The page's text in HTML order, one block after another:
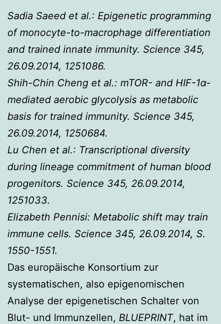
Sadia Saeed et al.: Epigenetic programming
of monocyte-to-macrophage differentiation
and trained innate immunity. Science 345,
26.09.2014, 1251086.
Shih-Chin Cheng et al.: mTOR- and HIF-1α-
mediated aerobic glycolysis as metabolic
basis for trained immunity. Science 345,
26.09.2014, 1250684.
Lu Chen et al.: Transcriptional diversity
during lineage commitment of human blood
progenitors. Science 345, 26.09.2014,
1251033.
Elizabeth Pennisi: Metabolic shift may train
immune cells. Science 345, 26.09.2014, S.
1550-1551.
Das europäische Konsortium zur
systematischen, also epigenomischen
Analyse der epigenetischen Schalter von
Blut- und Immunzellen, BLUEPRINT, hat im